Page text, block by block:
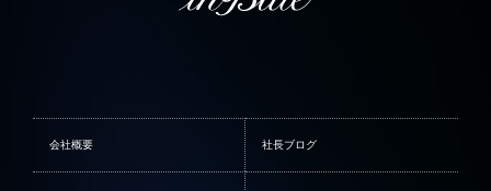
会社概要 社長ブログ